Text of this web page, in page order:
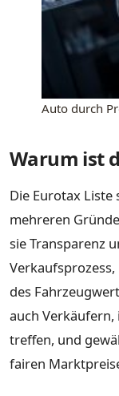
Auto durch
Warum ist
Die Eurotax
mehreren
sie Transparenz
des
auch
treffen, und
fairen